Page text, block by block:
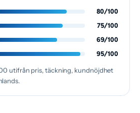
80/100
75/100
69/100
95/100
utifrån pris, täckning, kundnöjdhet